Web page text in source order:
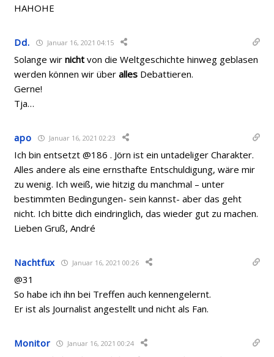
HAHOHE
Dd. Januar 16, 2021 04:15
Solange wirnichtvon die Weltgeschichte hinweg geblasen
werden können wir überalles Debattieren.
Gerne!
Tja…
apo Januar 16, 2021 02:23
Ich bin entsetzt @186 . Jörn ist ein untadeliger Charakter.
Alles andere als eine ernsthafte Entschuldigung, wäre mir
zu wenig. Ich weiß, wie hitzig du manchmal – unter
bestimmten Bedingungen- sein kannst- aber das geht
nicht. Ich bitte dich eindringlich, das wieder gut zu machen.
Lieben Gruß, André
Nachtfux Januar 16, 2021 00:26
@31
So habe ich ihn bei Treffen auch kennengelernt.
Er ist als Journalist angestellt und nicht als Fan.
Monitor Januar 16, 2021 00:24